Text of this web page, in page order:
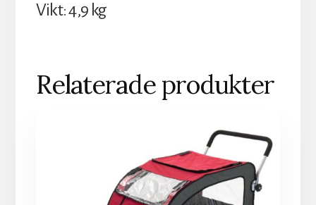
Vikt: 4,9 kg
Relaterade produkter